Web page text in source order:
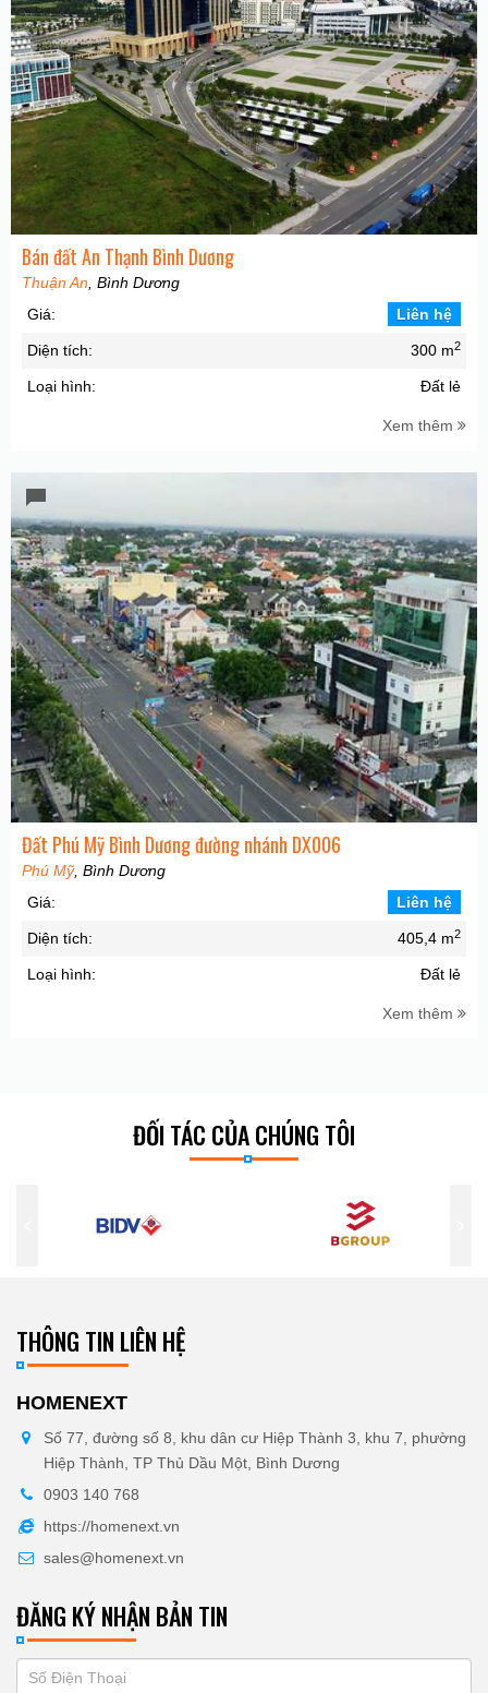
Bán đất An Thạnh Bình Dương
Thuận An , Bình Dương
Giá:
Liên hệ
Diện tích: 300 m2
Loại hình: Đất lẻ
Xem thêm
Đất Phú Mỹ Bình Dương đường nhánh DX006
Phú Mỹ, Bình Dương
Giá:
Liên hệ
Diện tích: 405,4 m2
Loại hình: Đất lẻ
Xem thêm
ĐỐI TÁC CỦA CHÚNG TÔI
THÔNG TIN LIÊN HỆ
HOMENEXT
Số 77, đường số 8, khu dân cư Hiệp Thành 3, khu 7, phường
Hiệp Thành, TP Thủ Dầu Một, Bình Dương
0903 140 768
https://homenext.vn
sales@homenext.vn
ĐĂNG KÝ NHẬN BẢN TIN
ĐĂNG